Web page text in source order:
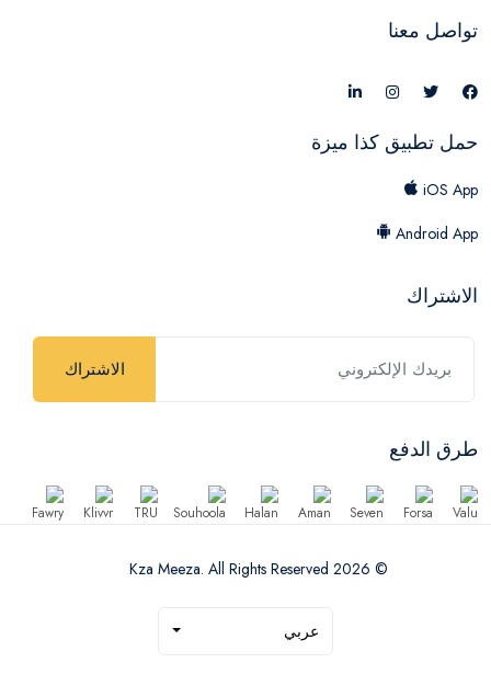
تواصل معنا
حمل تطبيق كذا ميزة
iOS App
Android App
الاشتراك
الاشتراك
طرق الدفع
© 2026 Kza Meeza. All Rights Reserved
عربي